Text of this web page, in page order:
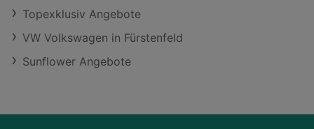
Topexklusiv Angebote
VW Volkswagen in Fürstenfeld
Sunflower Angebote